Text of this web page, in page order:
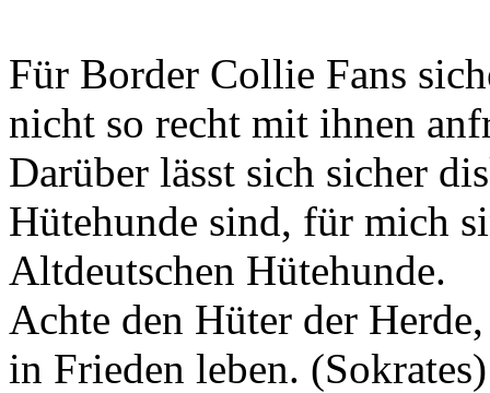
Für Border Collie Fans
nicht so recht mit ihnen
Darüber lässt sich sicher
Hütehunde sind, für mich
Altdeutschen Hütehunde.
Achte den Hüter der
in Frieden leben. (Sokrates)